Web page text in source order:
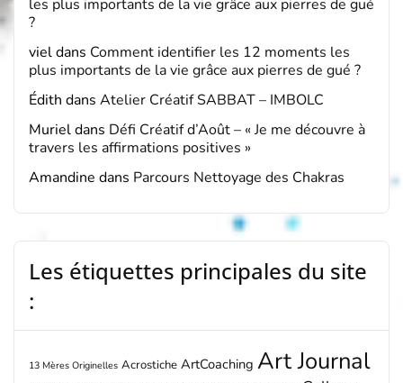
les plus importants de la vie grâce aux pierres de gué
?
vieldans Comment identifier les 12 moments les
plus importants de la vie grâce aux pierres de gué ?
Édith dans Atelier Créatif SABBAT – IMBOLC
Murieldans Défi Créatif d’Août – « Je me découvre à
travers les affirmations positives »
Amandine dans Parcours Nettoyage des Chakras
Les étiquettes principales du site
:
13 Mères Originelles Acrostiche ArtCoaching Art Journal